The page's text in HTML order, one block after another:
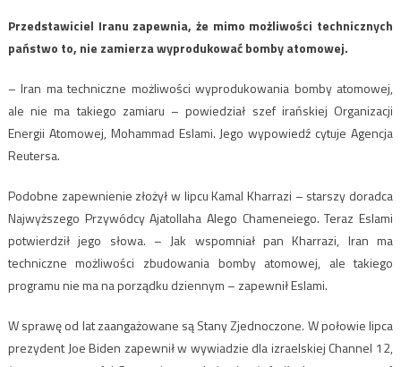
Przedstawiciel Iranu zapewnia, że mimo możliwości technicznych
państwo to, nie zamierza wyprodukować bomby atomowej.
– Iran ma techniczne możliwości wyprodukowania bomby atomowej,
ale nie ma takiego zamiaru – powiedział szef irańskiej Organizacji
Energii Atomowej, Mohammad Eslami. Jego wypowiedź cytuje Agencja
Reutersa.
Podobne zapewnienie złożył w lipcu Kamal Kharrazi – starszy doradca
Najwyższego Przywódcy Ajatollaha Alego Chameneiego. Teraz Eslami
potwierdził jego słowa. – Jak wspomniał pan Kharrazi, Iran ma
techniczne możliwości zbudowania bomby atomowej, ale takiego
programu nie ma na porządku dziennym – zapewnił Eslami.
W sprawę od lat zaangażowane są Stany Zjednoczone. W połowie lipca
prezydent Joe Biden zapewnił w wywiadzie dla izraelskiej Channel 12,